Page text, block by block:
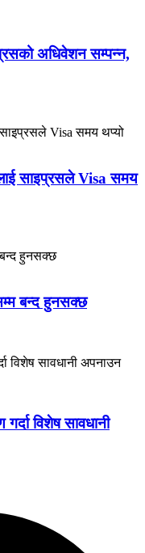
अधिवेशन सम्पन्न,
साइप्रसले Visa समय
बन्द हुनसक्छ
विशेष सावधानी